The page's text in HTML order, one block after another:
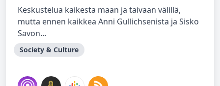
Keskustelua kaikesta maan ja taivaan välillä,
mutta ennen kaikkea Anni Gullichsenista ja Sisko
Savon...
Society & Culture